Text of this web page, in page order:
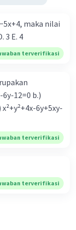
adalah D.
maka nilai
3 E. 4
terverifikasi
6y+5xy-
terverifikasi
terverifikasi